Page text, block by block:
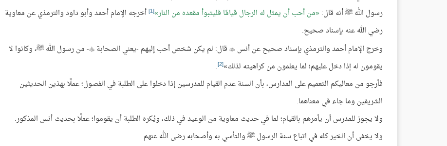
رسول الله ﷺ أنه قال: من أحب أن يمثل له الرجال قيامًا فليتبوأ مقعده من النار [1]
أخرجه الإمام أحمد وأبو داود والترمذي عن معاوية
رضي الله عنه بإسناد صحيح.
وخرج الإمام أحمد والترمذي بإسناد صحيح عن أنس  قال: لم يكن شخص أحب إليهم -يعني الصحابة - من رسول الله ﷺ، وكانوا لا
يقومون له إذا دخل عليهم؛ لما يعلمون من كراهيته لذلك»[2]
.
فأرجو من معاليكم التعميم على المدارس، بأن السنة عدم القيام للمدرسين إذا دخلوا على الطلبة في الفصول؛ عملًا بهذين الحديثين
الشريفين وما جاء في معناهما.
ولا يجوز للمدرس أن يأمرهم بالقيام؛ لما في حديث معاوية من الوعيد في ذلك، ويُكره الطلبة أن يقوموا؛ عملًا بحديث أنس المذكور.
ولا يخفى أن الخير كله في اتباع سنة الرسول ﷺ والتأسي به وأصحابه رضى الله عنهم.